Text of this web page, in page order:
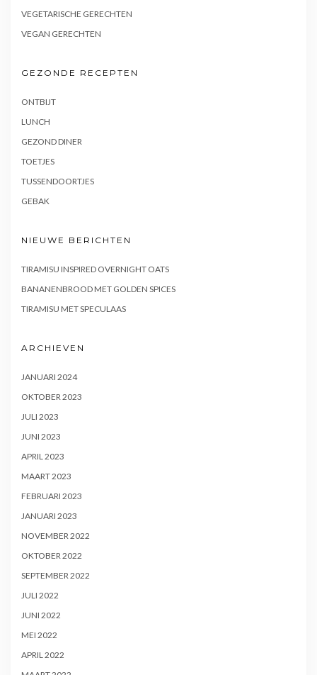
VEGETARISCHE GERECHTEN
VEGAN GERECHTEN
GEZONDE RECEPTEN
ONTBIJT
LUNCH
GEZOND DINER
TOETJES
TUSSENDOORTJES
GEBAK
NIEUWE BERICHTEN
TIRAMISU INSPIRED OVERNIGHT OATS
BANANENBROOD MET GOLDEN SPICES
TIRAMISU MET SPECULAAS
ARCHIEVEN
JANUARI 2024
OKTOBER 2023
JULI 2023
JUNI 2023
APRIL 2023
MAART 2023
FEBRUARI 2023
JANUARI 2023
NOVEMBER 2022
OKTOBER 2022
SEPTEMBER 2022
JULI 2022
JUNI 2022
MEI 2022
APRIL 2022